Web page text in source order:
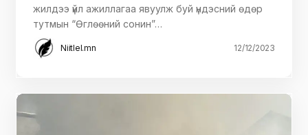
жилдээ үйл ажиллагаа явуулж буй үндэсний өдөр
тутмын “Өглөөний сонин”…
Niitlel.mn 12/12/2023